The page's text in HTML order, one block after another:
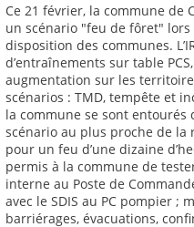
Ce 21 février, la commune de
un scénario "feu de fôret"
disposition des communes.
d’entraînements sur table
augmentation sur les
scénarios : TMD, tempête et
la commune se sont entourés
scénario au plus proche de la
pour un feu d’une dizaine
permis à la commune de
interne au Poste de
avec le SDIS au PC pompier ;
barriérages, évacuations,